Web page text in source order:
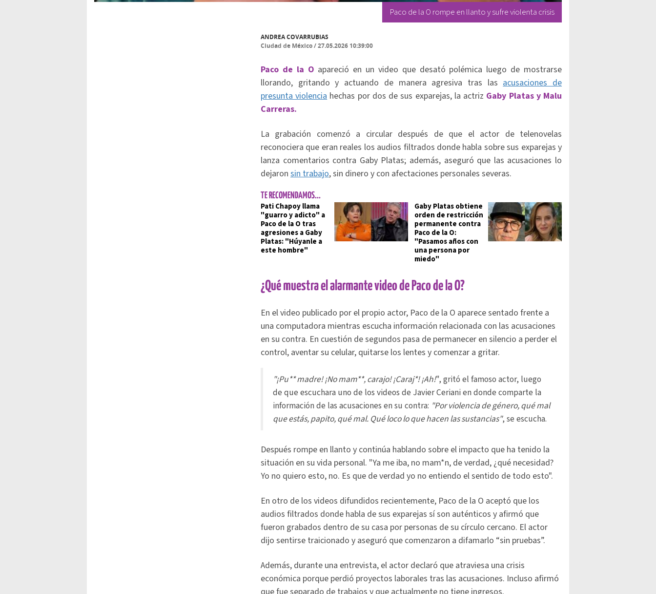
Paco de la O rompe en llanto y sufre violenta crisis
ANDREA COVARRUBIAS
Ciudad de México/27.05.2026 10:39:00
Paco de la O apareció en un video que desató polémica luego de mostrarse
llorando, gritando y actuando de manera agresiva tras lasacusaciones de
presunta violenciahechas por dos de sus exparejas, la actriz Gaby Platas y Malu
Carreras.
La grabación comenzó a circular después de que el actor de telenovelas
reconociera que eran reales los audios filtrados donde habla sobre sus exparejas y
lanza comentarios contra Gaby Platas; además, aseguró que las acusaciones lo
dejaron sin trabajo, sin dinero y con afectaciones personales severas.
TE RECOMENDAMOS...
Pati Chapoy llama
"guarro y adicto" a
Paco de la O tras
agresiones a Gaby
Platas: "Húyanle a
este hombre"
Gaby Platas obtiene
orden de restricción
permanente contra
Paco de la O:
"Pasamos años con
una persona por
miedo"
¿Qué muestra el alarmante video de Paco de la O?
En el video publicado por el propio actor, Paco de la O aparece sentado frente a
una computadora mientras escucha información relacionada con las acusaciones
en su contra. En cuestión de segundos pasa de permanecer en silencio a perder el
control, aventar su celular, quitarse los lentes y comenzar a gritar.
"¡Pu** madre! ¡No mam**, carajo! ¡Caraj*! ¡Ah!", gritó el famoso actor, luego
de que escuchara uno de los videos de Javier Ceriani en donde comparte la
información de las acusaciones en su contra: "Por violencia de género, qué mal
que estás, papito, qué mal. Qué loco lo que hacen las sustancias", se escucha.
Después rompe en llanto y continúa hablando sobre el impacto que ha tenido la
situación en su vida personal. "Ya me iba, no mam*n, de verdad, ¿qué necesidad?
Yo no quiero esto, no. Es que de verdad yo no entiendo el sentido de todo esto".
En otro de los videos difundidos recientemente, Paco de la O aceptó que los
audios filtrados donde habla de sus exparejas sí son auténticos y afirmó que
fueron grabados dentro de su casa por personas de su círculo cercano. El actor
dijo sentirse traicionado y aseguró que comenzaron a difamarlo “sin pruebas”.
Además, durante una entrevista, el actor declaró que atraviesa una crisis
económica porque perdió proyectos laborales tras las acusaciones. Incluso afirmó